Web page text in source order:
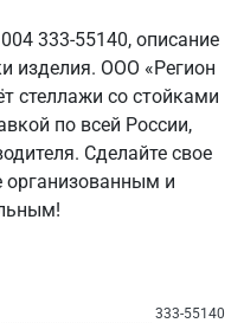
333-55140, описание
изделия. ООО «Регион
стеллажи со стойками
по всей России,
Сделайте свое
организованным и
333-55140